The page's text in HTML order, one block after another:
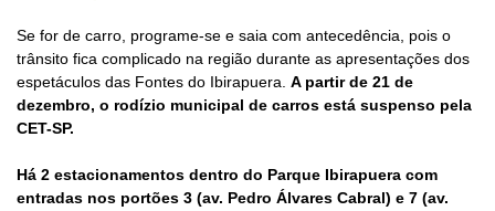
Se for de carro, programe-se e saia com antecedência, pois o
trânsito fica complicado na região durante as apresentações dos
espetáculos das Fontes do Ibirapuera. A partir de 21 de
dezembro, o rodízio municipal de carros está suspenso pela
CET-SP.
Há 2 estacionamentos dentro do Parque Ibirapuera com
entradas nos portões 3 (av. Pedro Álvares Cabral) e 7 (av.